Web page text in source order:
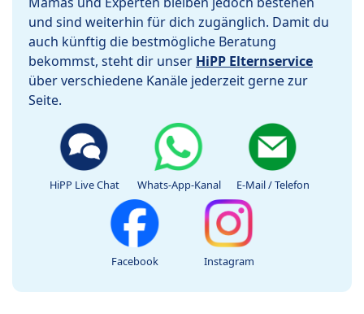
und sind weiterhin für dich zugänglich. Damit du
auch künftig die bestmögliche Beratung
bekommst, steht dir unser HiPP Elternservice
über verschiedene Kanäle jederzeit gerne zur
Seite.
HiPP Live Chat Whats-App-Kanal E-Mail / Telefon
Facebook Instagram